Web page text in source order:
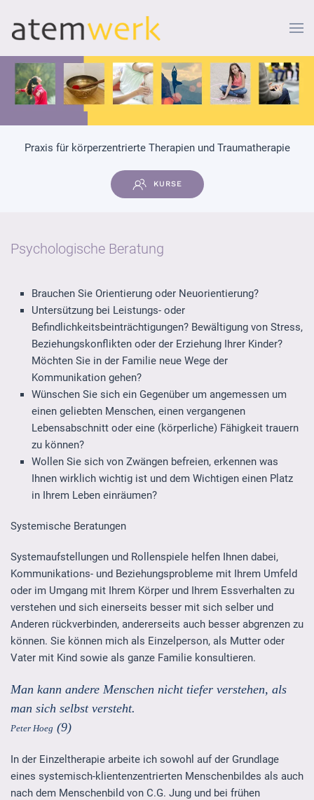
Zum Hauptinhalt springen
Praxis für körperzentrierte Therapien und Traumatherapie
KURSE
Psychologische Beratung
Brauchen Sie Orientierung oder Neuorientierung?
Untersützung bei Leistungs- oder
Befindlichkeitsbeinträchtigungen? Bewältigung von Stress,
Beziehungskonflikten oder der Erziehung Ihrer Kinder?
Möchten Sie in der Familie neue Wege der
Kommunikation gehen?
Wünschen Sie sich ein Gegenüber um angemessen um
einen geliebten Menschen, einen vergangenen
Lebensabschnitt oder eine (körperliche) Fähigkeit trauern
zu können?
Wollen Sie sich von Zwängen befreien, erkennen was
Ihnen wirklich wichtig ist und dem Wichtigen einen Platz
in Ihrem Leben einräumen?
Systemische Beratungen
Systemaufstellungen und Rollenspiele helfen Ihnen dabei,
Kommunikations- und Beziehungsprobleme mit Ihrem Umfeld
oder im Umgang mit Ihrem Körper und Ihrem Essverhalten zu
verstehen und sich einerseits besser mit sich selber und
Anderen rückverbinden, andererseits auch besser abgrenzen zu
können. Sie können mich als Einzelperson, als Mutter oder
Vater mit Kind sowie als ganze Familie konsultieren.
Man kann andere Menschen nicht tiefer verstehen, als
man sich selbst versteht.
Peter Hoeg (9)
In der Einzeltherapie arbeite ich sowohl auf der Grundlage
eines systemisch-klientenzentrierten Menschenbildes als auch
nach dem Menschenbild von C.G. Jung und bei frühen